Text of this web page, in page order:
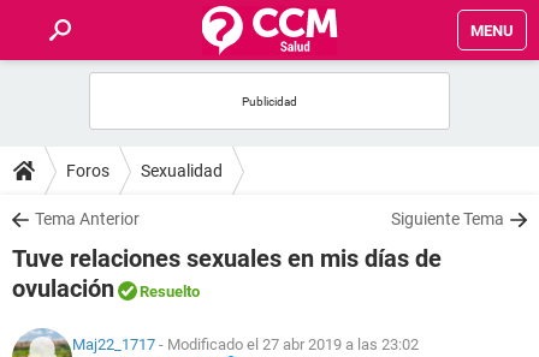
MENU
FOROS
SALUD
FAMILIA
NUTRICIÓN
Foros Sexualidad
Tema Anterior Siguiente Tema
Tuve relaciones sexuales en mis días de
ovulación
Resuelto
Maj22_1717 - Modificado el 27 abr 2019 a las 23:02